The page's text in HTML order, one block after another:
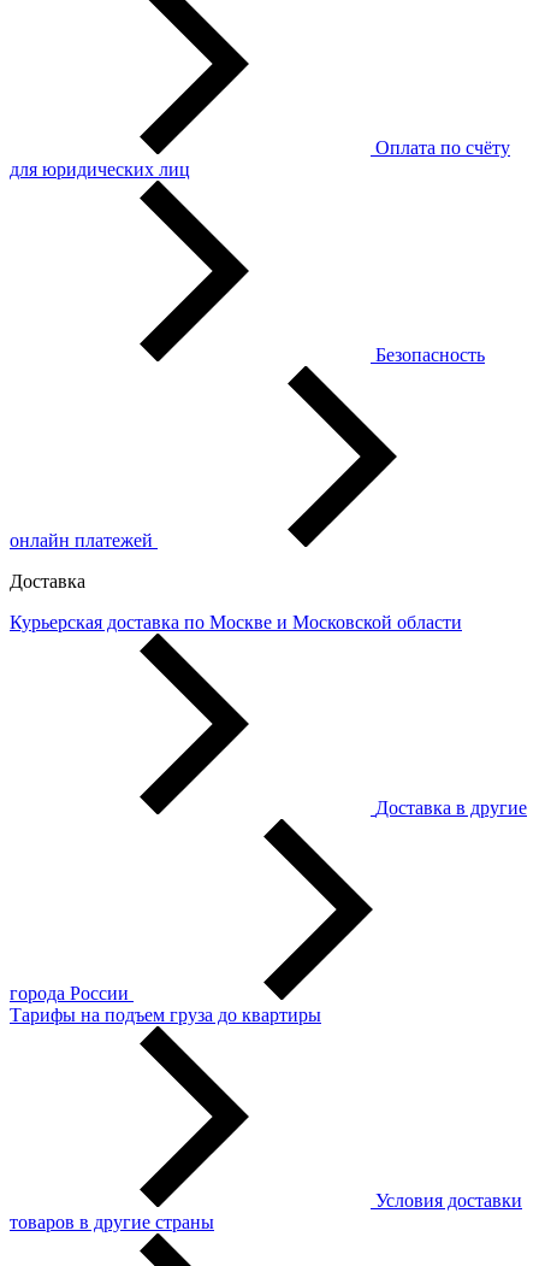
Оплата по счёту
для юридических лиц
Безопасность
онлайн платежей
Доставка
Курьерская доставка по Москве и Московской области
Доставка в другие
города России
Тарифы на подъем груза до квартиры
Условия доставки
товаров в другие страны